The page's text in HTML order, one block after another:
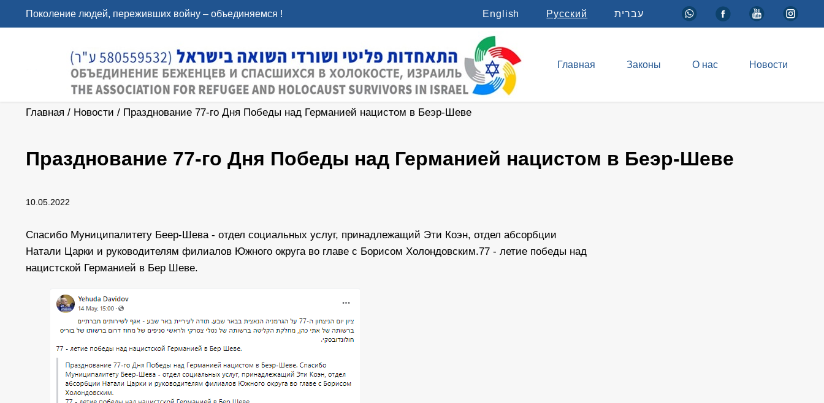
Поколение людей, переживших войну – объединяемся ! English Русский עברית
Главная Законы О нас Новости
Главная / Новости / Празднование 77-го Дня Победы над Германией нацистом в Беэр-Шеве
Празднование 77-го Дня Победы над Германией нацистом в Беэр-Шеве
10.05.2022
Спасибо Муниципалитету Беер-Шева - отдел социальных услуг, принадлежащий Эти Коэн, отдел абсорбции
Натали Царки и руководителям филиалов Южного округа во главе с Борисом Холондовским.77 - летие победы над
нацистской Германией в Бер Шеве.